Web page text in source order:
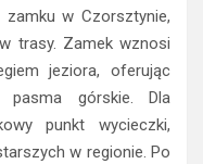
w Czorsztynie,
trasy. Zamek wznosi
jeziora, oferując
pasma górskie. Dla
punkt wycieczki,
w regionie. Po